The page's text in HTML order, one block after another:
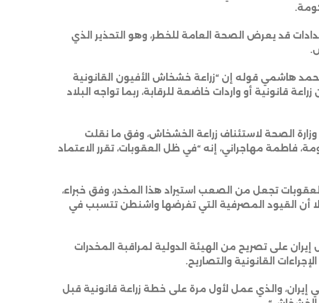
.
قد يعرض الصحة العامة للخطر، وهو التحذير الذي
.
محمد هاشمي قوله إن “زراعة خشخاش الأفيون القانونية
قانونية أو واردات خاضعة للرقابة، ربما تواجه البلاد
الصحة لاستئناف زراعة الخشخاش، وفق ما نقلت
فاطمة مهاجراني، إنه “في ظل العقوبات، تقرر الاعتماد
لكن العقوبات تجعل من الصعب استيراد هذا المخدر، وفق خبراء،
أن القيود المصرفية التي تفرضها واشنطن تتسبب في
على تصريح من الهيئة الدولية لمراقبة المخدرات
القانونية والتصاريح.
والذي عمل لأول مرة على خطة زراعة قانونية قبل